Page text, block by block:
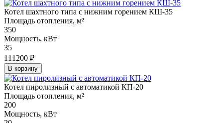
Котел шахтного типа с нижним горением КШ-35
Площадь отопления, м²
350
Мощность, кВт
35
111200 ₽
В корзину
Котел пиролизный с автоматикой КП-20
Площадь отопления, м²
200
Мощность, кВт